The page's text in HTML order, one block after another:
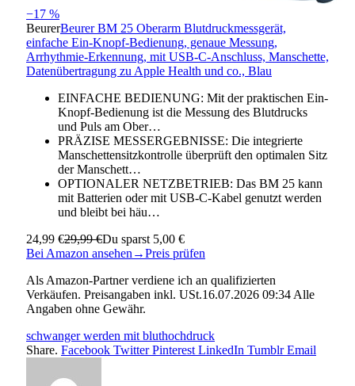
−17 %
BeurerBeurer BM 25 Oberarm Blutdruckmessgerät,
einfache Ein-Knopf-Bedienung, genaue Messung,
Arrhythmie-Erkennung, mit USB-C-Anschluss, Manschette,
Datenübertragung zu Apple Health und co., Blau
EINFACHE BEDIENUNG: Mit der praktischen Ein-
Knopf-Bedienung ist die Messung des Blutdrucks
und Puls am Ober…
PRÄZISE MESSERGEBNISSE: Die integrierte
Manschettensitzkontrolle überprüft den optimalen Sitz
der Manschett…
OPTIONALER NETZBETRIEB: Das BM 25 kann
mit Batterien oder mit USB-C-Kabel genutzt werden
und bleibt bei häu…
24,99 €29,99 €Du sparst 5,00 €
Bei Amazon ansehen→Preis prüfen
Als Amazon-Partner verdiene ich an qualifizierten
Verkäufen. Preisangaben inkl. USt.16.07.2026 09:34 Alle
Angaben ohne Gewähr.
schwanger werden mit bluthochdruck
Share. Facebook Twitter Pinterest LinkedIn Tumblr Email